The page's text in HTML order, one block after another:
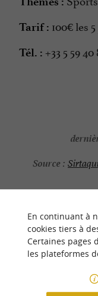
Tarif : 100€ les
Tél. : +33 5 59 40
Source :
NOUS
En continuant à
cookies tiers à
Certaines pages
les plateformes